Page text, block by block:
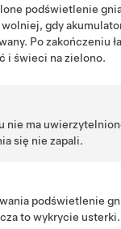
podświetlenie
gdy
Po zakończeniu
i świeci na zielono.
nie ma
się nie zapali.
podświetlenie
to wykrycie